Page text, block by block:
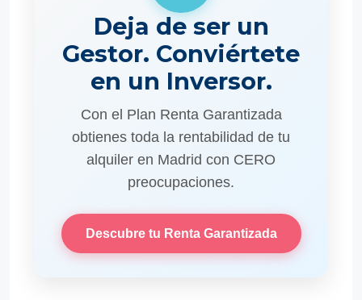
Deja de ser un
Gestor. Conviértete
en un Inversor.
Con el Plan Renta Garantizada
obtienes toda la rentabilidad de tu
alquiler en Madrid con CERO
preocupaciones.
Descubre tu Renta Garantizada